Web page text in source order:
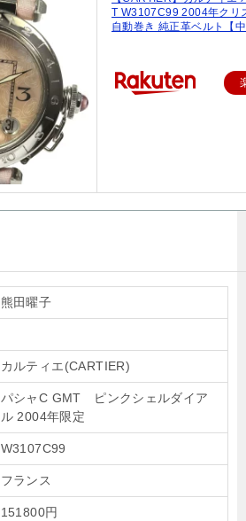
T W3107C99 2004年クリ
自動巻き 純正革ベルト【
熊田曜子
カルティエ(CARTIER)
パシャC GMT ピンクシェルダイア
ル 2004年限定
W3107C99
フランス
151800円